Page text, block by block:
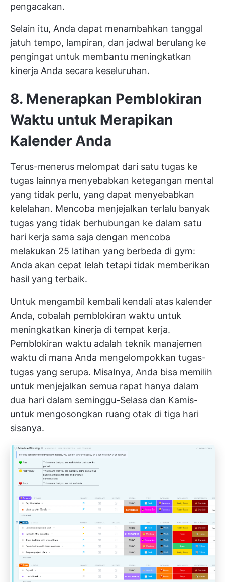
pengacakan.
Selain itu, Anda dapat menambahkan tanggal
jatuh tempo, lampiran, dan jadwal berulang ke
pengingat untuk membantu meningkatkan
kinerja Anda secara keseluruhan.
8. Menerapkan Pemblokiran
Waktu untuk Merapikan
Kalender Anda
Terus-menerus melompat dari satu tugas ke
tugas lainnya menyebabkan ketegangan mental
yang tidak perlu, yang dapat menyebabkan
kelelahan. Mencoba menjejalkan terlalu banyak
tugas yang tidak berhubungan ke dalam satu
hari kerja sama saja dengan mencoba
melakukan 25 latihan yang berbeda di gym:
Anda akan cepat lelah tetapi tidak memberikan
hasil yang terbaik.
Untuk mengambil kembali kendali atas kalender
Anda, cobalah pemblokiran waktu untuk
meningkatkan kinerja di tempat kerja.
Pemblokiran waktu adalah teknik manajemen
waktu di mana Anda mengelompokkan tugas-
tugas yang serupa. Misalnya, Anda bisa memilih
untuk menjejalkan semua rapat hanya dalam
dua hari dalam seminggu-Selasa dan Kamis-
untuk mengosongkan ruang otak di tiga hari
sisanya.